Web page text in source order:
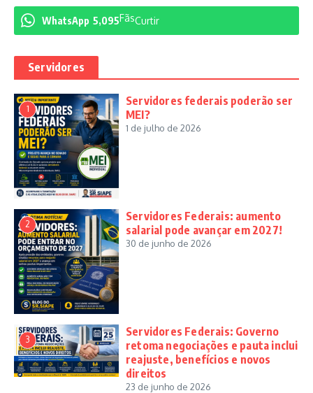
WhatsApp 5,095FãsCurtir
Servidores
1
Servidores federais poderão ser
MEI?
1 de julho de 2026
2
Servidores Federais: aumento
salarial pode avançar em 2027!
30 de junho de 2026
3
Servidores Federais: Governo
retoma negociações e pauta inclui
reajuste, benefícios e novos
direitos
23 de junho de 2026